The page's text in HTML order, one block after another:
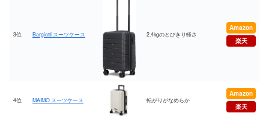
3位 Bargiotti スーツケース 2.4kgのとびきり軽さ
Amazon
楽天
4位 MAIMO スーツケース 転がりがなめらか
Amazon
楽天